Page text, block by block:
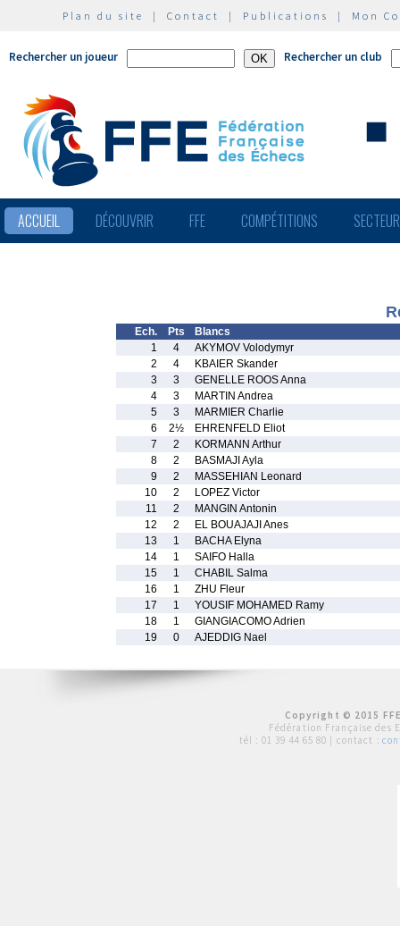
Plan du site | Contact | Publications | Mon
Rechercher un joueur Rechercher un club
ACCUEIL DÉCOUVRIR FFE COMPÉTITIONS
Ech. Pts
Blancs
1
4
AKYMOV Volodymyr
2
4
KBAIER Skander
3
3
GENELLE ROOS Anna
4
3
MARTIN Andrea
5
3
MARMIER Charlie
6
2½
EHRENFELD Eliot
7
2
KORMANN Arthur
8
2
BASMAJI Ayla
9
2
MASSEHIAN Leonard
10
2
LOPEZ Victor
11
2
MANGIN Antonin
12
2
EL BOUAJAJI Anes
13
1
BACHA Elyna
14
1
SAIFO Halla
15
1
CHABIL Salma
16
1
ZHU Fleur
17
1
YOUSIF MOHAMED Ramy
18
1
GIANGIACOMO Adrien
19
0 AJEDDIG Nael
Copyright © 2015
Fédération Française des
tél : 01 39 44 65 80 | contact :